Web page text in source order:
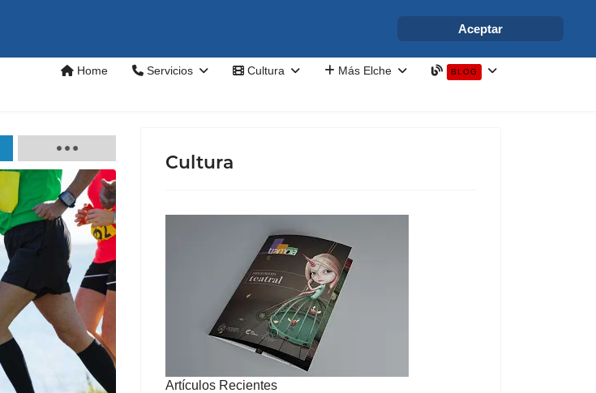
info@elchesemueve.com
Home Servicios Cultura Más Elche BLOG
Cultura
Artículos Recientes
Aceptar